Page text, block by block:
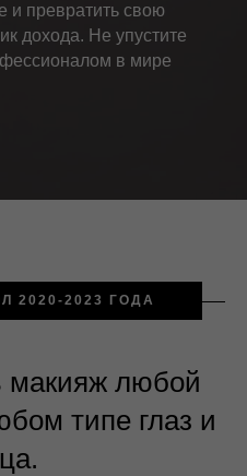
и превратить свою
дохода. Не упустите
в мире
2020-2023 ГОДА
макияж любой
типе глаз и